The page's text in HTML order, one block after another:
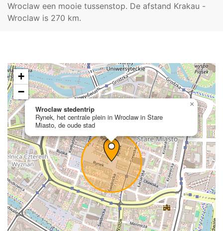
Wroclaw een mooie tussenstop. De afstand Krakau -
Wroclaw is 270 km.
Wroclaw stedentrip
Rynek, het centrale plein in Wroclaw in Stare
Miasto, de oude stad
×
+
−